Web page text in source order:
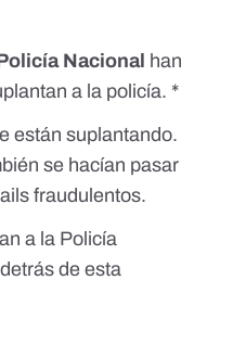
Nacional han
a la policía. *
están suplantando.
se hacían pasar
fraudulentos.
a la Policía
de esta